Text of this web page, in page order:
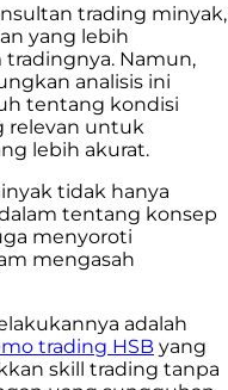
trading minyak,
yang lebih
Namun,
analisis ini
tentang kondisi
relevan untuk
lebih akurat.
tidak hanya
tentang konsep
menyoroti
mengasah
adalah
trading HSB yang
skill trading tanpa